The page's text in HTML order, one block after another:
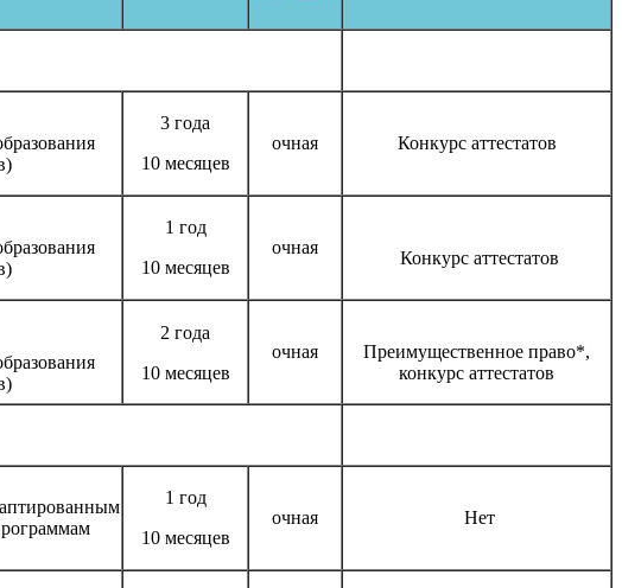
3 года
10 месяцев
очная Конкурс аттестатов
1 год
10 месяцев
очная
Конкурс аттестатов
2 года
10 месяцев
очная
Преимущественное право*,
конкурс аттестатов
1 год
10 месяцев
очная Нет